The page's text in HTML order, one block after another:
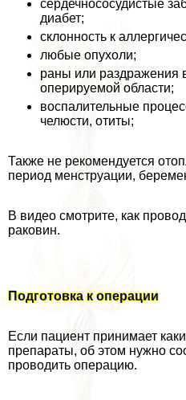
сердечнососудистые
диабет;
склонность к
любые опухоли;
раны или раздражения
оперируемой области;
воспалительные
челюсти, отиты;
Также не рекомендуется
период мeнcтpуации,
В видео смотрите, как
paковин.
Подготовка к операции
Если пациент принимает
препараты, об этом нужно
проводить операцию.